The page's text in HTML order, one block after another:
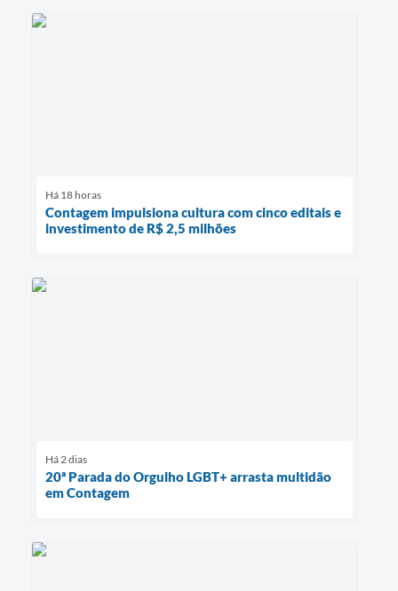
Há 18 horas
Contagem impulsiona cultura com cinco editais e
investimento de R$ 2,5 milhões
Há 2 dias
20ª Parada do Orgulho LGBT+ arrasta multidão
em Contagem